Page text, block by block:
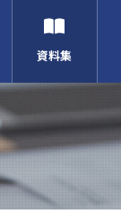
資料集